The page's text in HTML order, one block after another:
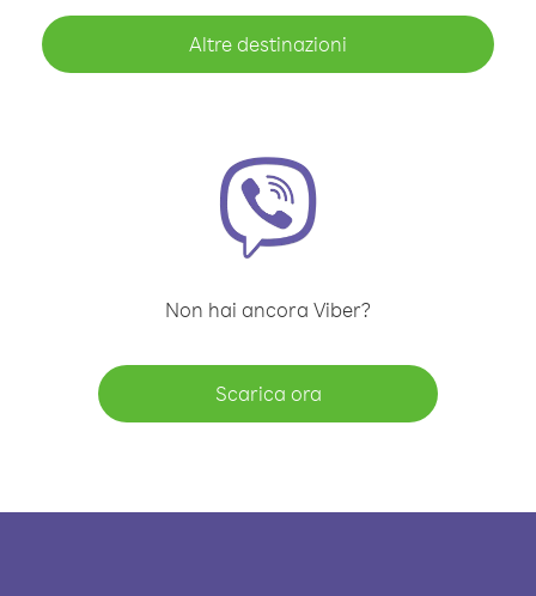
Altre destinazioni
Non hai ancora Viber?
Scarica ora